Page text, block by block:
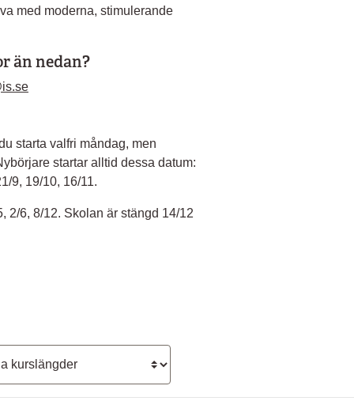
med moderna, stimulerande
än nedan?
starta valfri måndag, men
startar alltid dessa datum:
9, 19/10, 16/11.
2/6, 8/12. Skolan är stängd 14/12